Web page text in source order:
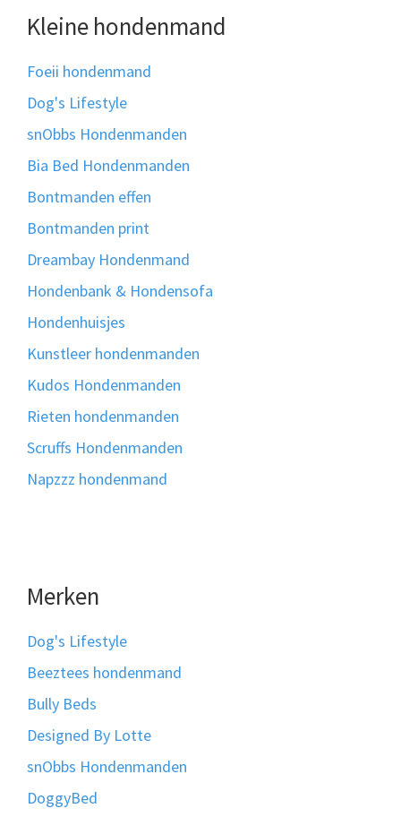
Kleine hondenmand
Foeii hondenmand
Dog's Lifestyle
snObbs Hondenmanden
Bia Bed Hondenmanden
Bontmanden effen
Bontmanden print
Dreambay Hondenmand
Hondenbank & Hondensofa
Hondenhuisjes
Kunstleer hondenmanden
Kudos Hondenmanden
Rieten hondenmanden
Scruffs Hondenmanden
Napzzz hondenmand
Merken
Dog's Lifestyle
Beeztees hondenmand
Bully Beds
Designed By Lotte
snObbs Hondenmanden
DoggyBed